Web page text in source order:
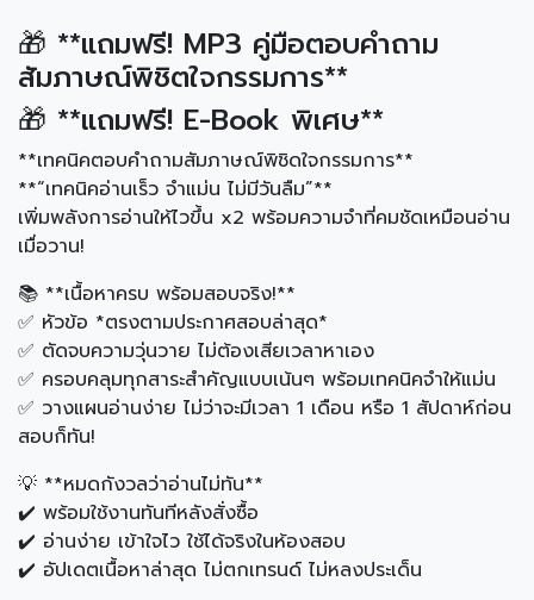
🎁 **แถมฟรี! MP3 คู่มือตอบคำถาม
สัมภาษณ์พิชิตใจกรรมการ**
🎁 **แถมฟรี! E-Book พิเศษ**
**เทคนิคตอบคำถามสัมภาษณ์พิชิดใจกรรมการ**
**“เทคนิคอ่านเร็ว จำแม่น ไม่มีวันลืม”**
เพิ่มพลังการอ่านให้ไวขึ้น x2 พร้อมความจำที่คมชัดเหมือนอ่าน
เมื่อวาน!
📚 **เนื้อหาครบ พร้อมสอบจริง!**
✅ หัวข้อ *ตรงตามประกาศสอบล่าสุด*
✅ ตัดจบความวุ่นวาย ไม่ต้องเสียเวลาหาเอง
✅ ครอบคลุมทุกสาระสำคัญแบบเน้นๆ พร้อมเทคนิคจำให้แม่น
✅ วางแผนอ่านง่าย ไม่ว่าจะมีเวลา 1 เดือน หรือ 1 สัปดาห์ก่อน
สอบก็ทัน!
💡 **หมดกังวลว่าอ่านไม่ทัน**
✔️ พร้อมใช้งานทันทีหลังสั่งซื้อ
✔️ อ่านง่าย เข้าใจไว ใช้ได้จริงในห้องสอบ
✔️ อัปเดตเนื้อหาล่าสุด ไม่ตกเทรนด์ ไม่หลงประเด็น